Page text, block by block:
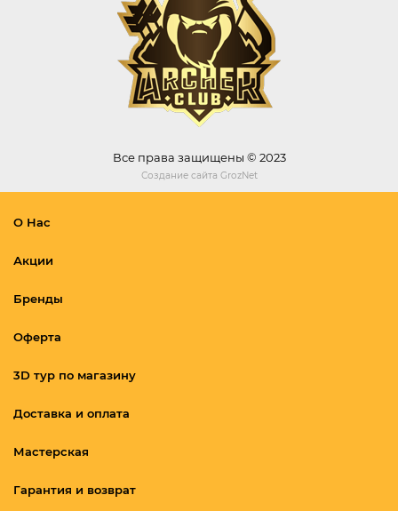
Все права защищены © 2023
Создание сайта GrozNet
О Нас
Акции
Бренды
Оферта
3D тур по магазину
Доставка и оплата
Мастерская
Гарантия и возврат